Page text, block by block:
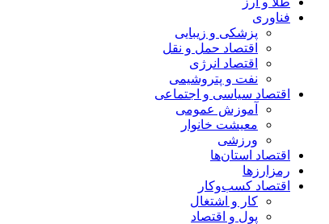
فناوری
پزشکی و زیبایی
اقتصاد حمل و نقل
اقتصاد انرژی
نفت و پتروشیمی
اقتصاد سیاسی و اجتماعی
آموزش عمومی
معیشت خانوار
ورزشی
اقتصاد استان‌ها
رمزارزها
اقتصاد کسب‌و‌کار
کار و اشتغال
پول و اقتصاد